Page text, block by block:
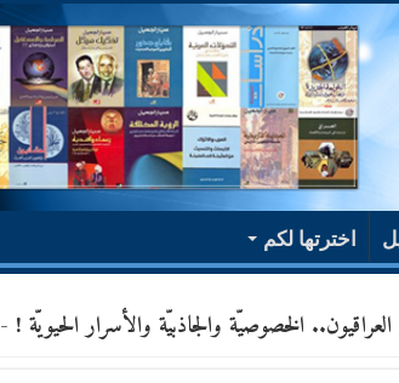
اخترتها لكم
الخصوصيّة والجاذبيّة والأسرار الحيويّة ! -3-